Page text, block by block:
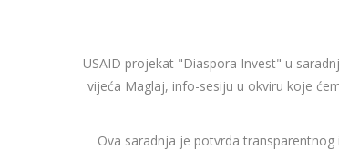
USAID projekat "Diaspora Invest" u
vijeća Maglaj, info-sesiju u okviru koje
Ova saradnja je potvrda